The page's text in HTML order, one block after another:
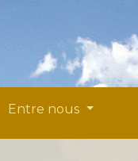
Entre nous